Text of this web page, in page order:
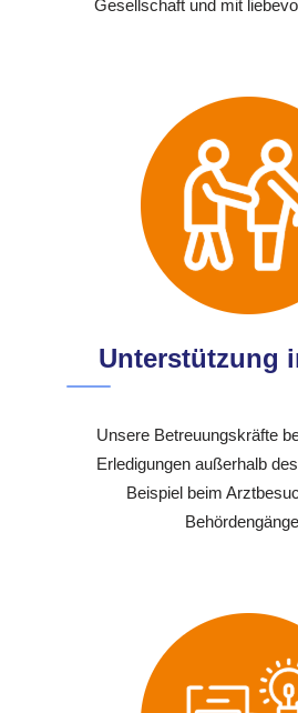
Gesellschaft und mit
Unterstützung
Unsere Betreuungskräfte
Erledigungen außerhalb
Beispiel beim